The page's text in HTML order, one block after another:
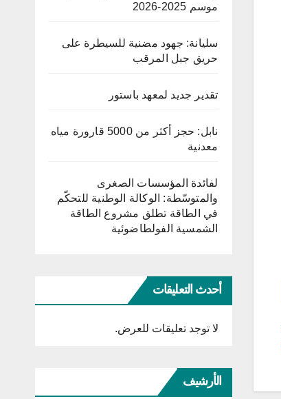
موسم 2025-2026
سليانة: جهود مضنية للسيطرة على
حريق جبل المرقب
تقدير جديد لمعهد باستور
نابل: حجز أكثر من 5000 قارورة مياه
معدنية
لفائدة المؤسسات الصغرى
والمتوسّطة: الوكالة الوطنية للتحكّم
في الطاقة تطلق مشروع الطاقة
الشمسية الفولطاضوئية
أحدث التعليقات
لا توجد تعليقات للعرض.
الأرشيف